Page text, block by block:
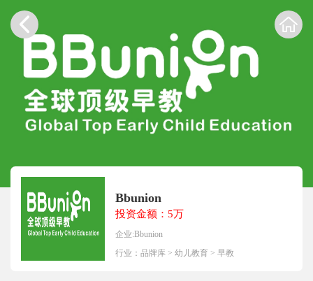
Bbunion
投资金额：5万
企业:Bbunion
行业： 品牌库 > 幼儿教育 > 早教